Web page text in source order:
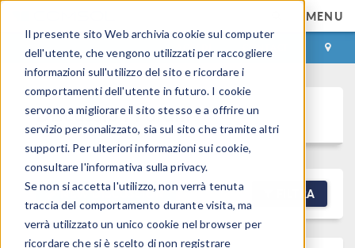
Il presente sito Web archivia cookie sul computer
dell'utente, che vengono utilizzati per raccogliere
informazioni sull'utilizzo del sito e ricordare i
comportamenti dell'utente in futuro. I cookie
servono a migliorare il sito stesso e a offrire un
servizio personalizzato, sia sul sito che tramite altri
supporti. Per ulteriori informazioni sui cookie,
consultare l'informativa sulla privacy.
Se non si accetta l'utilizzo, non verrà tenuta
traccia del comportamento durante visita, ma
verrà utilizzato un unico cookie nel browser per
ricordare che si è scelto di non registrare
MENU
ACCEDI CONTACT
Discussion Forum
NEW DISCUSSION FILTRA